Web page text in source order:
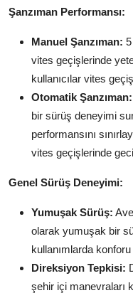
Şanzıman Performansı:
Manuel Şanzıman:
vites geçişlerinde
kullanıcılar vites
Otomatik Şanzıman:
bir sürüş deneyimi
performansını
vites geçişlerinde
Genel Sürüş Deneyimi:
Yumuşak Sürüş:
olarak yumuşak bir
kullanımlarda konforu
Direksiyon Tepkisi:
şehir içi manevraları